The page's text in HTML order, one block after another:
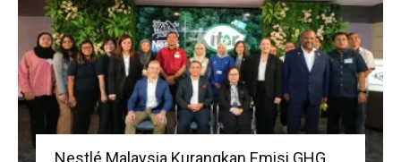
Nestlé Malaysia Kurangkan Emisi GHG